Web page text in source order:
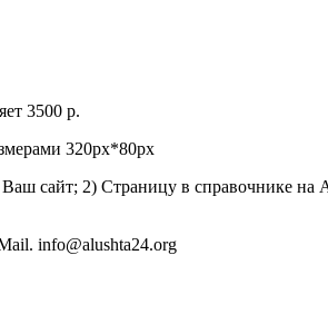
3500 р.
320px*80px
сайт; 2) Страницу в справочнике
info@alushta24.org